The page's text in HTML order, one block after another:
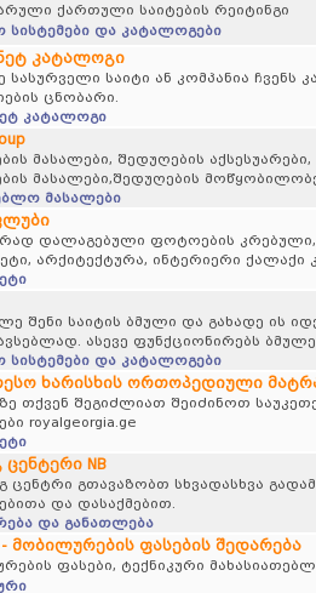
ქართული საიტების რეიტინგი
სისტემები და კატალოგები
კატალოგი
სასურველი საიტი ან კომპანია
ცნობარი.
კატალოგი
მასალები, შედუღების
მასალები,შედუღების
მასალები
დალაგებული ფოტოების კრებული,
არქიტექტურა, ინტერიერი ქალაქი
შენი საიტის ბმული და გახადე ის
ასევე ფუნქციონირებს
სისტემები და კატალოგები
ხარისხის ორთოპედიული
თქვენ შეგიძლიათ შეიძინოთ
royalgeorgia.ge
ცენტერი NB
ცენტრი გთავაზობთ სხვადასხვა
და დასაქმებით.
და განათლება
- მობილურების ფასების შედარება
ფასები, ტექნიკური